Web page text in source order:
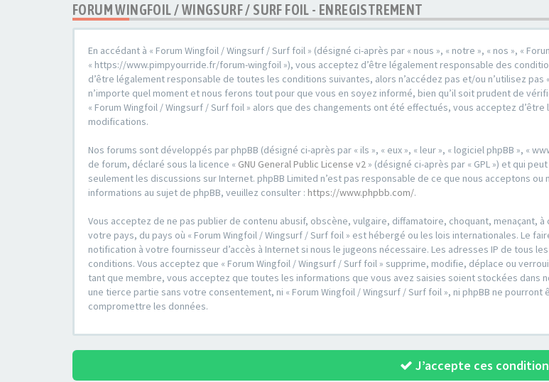
FORUM WINGFOIL / WINGSURF / SURF FOIL - ENREGISTREMENT
En accédant à « Forum Wingfoil / Wingsurf / Surf foil » (désigné ci-après par « nous », « notre », « nos », «
« https://www.pimpyourride.fr/forum-wingfoil »), vous acceptez d’être légalement responsable des
d’être légalement responsable de toutes les conditions suivantes, alors n’accédez pas et/ou n’utilisez
n’importe quel moment et nous ferons tout pour que vous en soyez informé, bien qu’il soit prudent de
« Forum Wingfoil / Wingsurf / Surf foil » alors que des changements ont été effectués, vous acceptez
modifications.
Nos forums sont développés par phpBB (désigné ci-après par « ils », « eux », « leur », « logiciel phpBB », «
de forum, déclaré sous la licence « GNU General Public License v2 » (désigné ci-après par « GPL ») et qui
seulement les discussions sur Internet. phpBB Limited n’est pas responsable de ce que nous acceptons
informations au sujet de phpBB, veuillez consulter : https://www.phpbb.com/.
Vous acceptez de ne pas publier de contenu abusif, obscène, vulgaire, diffamatoire, choquant, menaçant,
votre pays, du pays où « Forum Wingfoil / Wingsurf / Surf foil » est hébergé ou les lois internationales. Le
notification à votre fournisseur d’accès à Internet si nous le jugeons nécessaire. Les adresses IP de tous
conditions. Vous acceptez que « Forum Wingfoil / Wingsurf / Surf foil » supprime, modifie, déplace ou
tant que membre, vous acceptez que toutes les informations que vous avez saisies soient stockées dans
une tierce partie sans votre consentement, ni « Forum Wingfoil / Wingsurf / Surf foil », ni phpBB ne
compromettre les données.
J’accepte ces